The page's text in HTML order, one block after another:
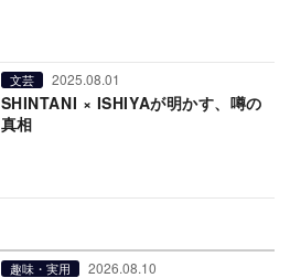
文芸 2025.08.01
SHINTANI × ISHIYAが明かす、噂の
真相
趣味・実用 2026.08.10